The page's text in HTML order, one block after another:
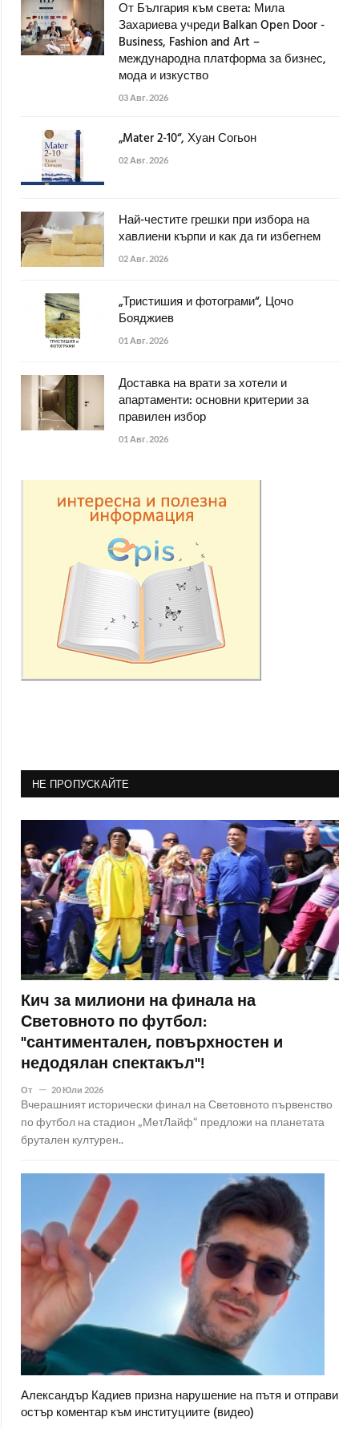
От България към света: Мила
Захариева учреди Balkan Open Door -
Business, Fashion and Art –
международна платформа за бизнес,
мода и изкуство
03 Авг. 2026
„Mater 2-10“, Хуан Согьон
02 Авг. 2026
Най-честите грешки при избора на
хавлиени кърпи и как да ги избегнем
02 Авг. 2026
„Тристишия и фотограми“, Цочо
Бояджиев
01 Авг. 2026
Доставка на врати за хотели и
апартаменти: основни критерии за
правилен избор
01 Авг. 2026
НЕ ПРОПУСКАЙТЕ
Кич за милиони на финала на
Световното по футбол:
"сантиментален, повърхностен и
недодялан спектакъл"!
От 20 Юли 2026
Вчерашният исторически финал на Световното първенство
по футбол на стадион „МетЛайф“ предложи на планетата
брутален културен..
Александър Кадиев призна нарушение на пътя и отправи
остър коментар към институциите (видео)